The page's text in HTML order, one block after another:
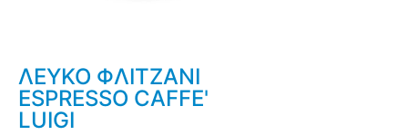
ΛΕΥΚΟ ΦΛΙΤΖΑΝΙ
ESPRESSO CAFFE'
LUIGI